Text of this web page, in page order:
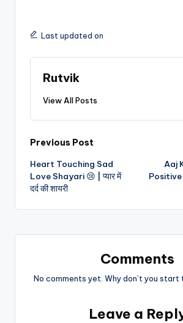
Last updated on
Rutvik
View All Posts
Previous Post
Heart Touching Sad
Love Shayari 😢 | प्यार में
दर्द की शायरी
Aaj
Positive
Comments
No comments yet. Why don’t you start
Leave a